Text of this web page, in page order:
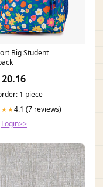
Big Student
20.16
1 piece
4.1 (7 reviews)
Login>>